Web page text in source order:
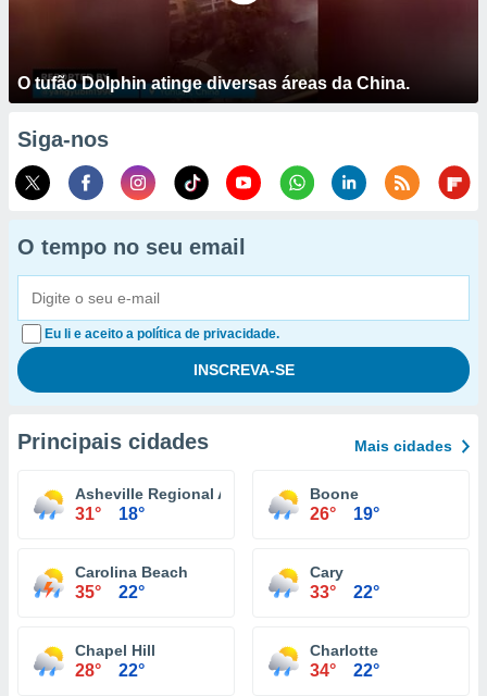
O tufão Dolphin atinge diversas áreas da China.
Siga-nos
O tempo no seu email
Eu li e aceito a política de privacidade.
Principais cidades Mais cidades
Asheville Regional Airport
31° 18°
Boone
26° 19°
Carolina Beach
35° 22°
Cary
33° 22°
Chapel Hill
28° 22°
Charlotte
34° 22°